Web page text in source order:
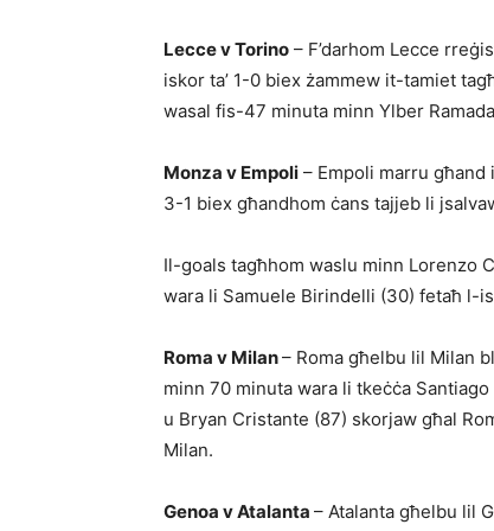
Lecce v Torino – F’darhom Lecce
iskor ta’ 1-0 biex żammew it-ta­miet
wasal fis-47 minuta minn Ylber
Monza v Empoli – Empoli marru
3-1 biex għandhom ċans tajjeb li
Il-goals tagħhom waslu minn Lorenzo
wara li Samuele Birindelli (30) fetaħ l-
Roma v Milan– Roma għelbu lil Milan
minn 70 minuta wara li tkeċċa
u Bryan Cristante (87) skor­jaw għal
Milan.
Genoa v Atalanta – Atalanta għelbu lil